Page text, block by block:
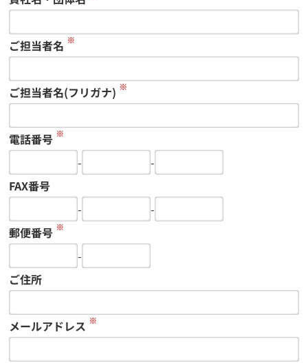
ご担当者名 ※
ご担当者名(フリガナ) ※
電話番号 ※
-
-
FAX番号
-
-
郵便番号 ※
-
ご住所
メールアドレス ※